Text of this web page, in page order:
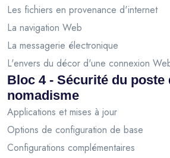
Les fichiers en provenance d'internet
La navigation Web
La messagerie électronique
L'envers du décor d'une connexion
Bloc 4 - Sécurité du poste
nomadisme
Applications et mises à jour
Options de configuration de base
Configurations complémentaires